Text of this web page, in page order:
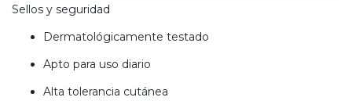
Sellos y seguridad
Dermatológicamente testado
Apto para uso diario
Alta tolerancia cutánea